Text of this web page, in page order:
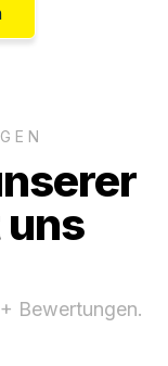
Bewertungen.